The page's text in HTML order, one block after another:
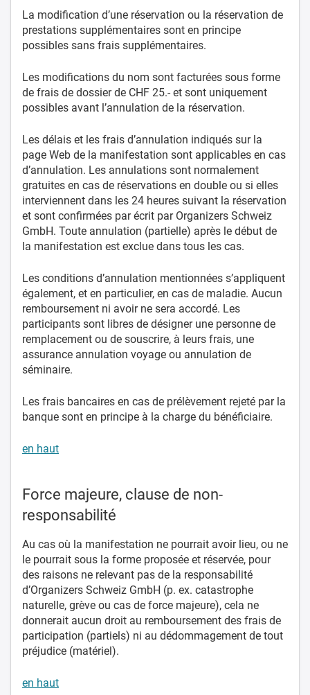
La modification d’une réservation ou la réservation de
prestations supplémentaires sont en principe
possibles sans frais supplémentaires.
Les modifications du nom sont facturées sous forme
de frais de dossier de CHF 25.- et sont uniquement
possibles avant l’annulation de la réservation.
Les délais et les frais d’annulation indiqués sur la
page Web de la manifestation sont applicables en cas
d’annulation. Les annulations sont normalement
gratuites en cas de réservations en double ou si elles
interviennent dans les 24 heures suivant la réservation
et sont confirmées par écrit par Organizers Schweiz
GmbH. Toute annulation (partielle) après le début de
la manifestation est exclue dans tous les cas.
Les conditions d’annulation mentionnées s’appliquent
également, et en particulier, en cas de maladie. Aucun
remboursement ni avoir ne sera accordé. Les
participants sont libres de désigner une personne de
remplacement ou de souscrire, à leurs frais, une
assurance annulation voyage ou annulation de
séminaire.
Les frais bancaires en cas de prélèvement rejeté par la
banque sont en principe à la charge du bénéficiaire.
en haut
Force majeure, clause de non-
responsabilité
Au cas où la manifestation ne pourrait avoir lieu, ou ne
le pourrait sous la forme proposée et réservée, pour
des raisons ne relevant pas de la responsabilité
d’Organizers Schweiz GmbH (p. ex. catastrophe
naturelle, grève ou cas de force majeure), cela ne
donnerait aucun droit au remboursement des frais de
participation (partiels) ni au dédommagement de tout
préjudice (matériel).
en haut